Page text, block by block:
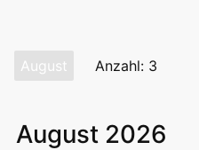
August Anzahl: 3
August 2026